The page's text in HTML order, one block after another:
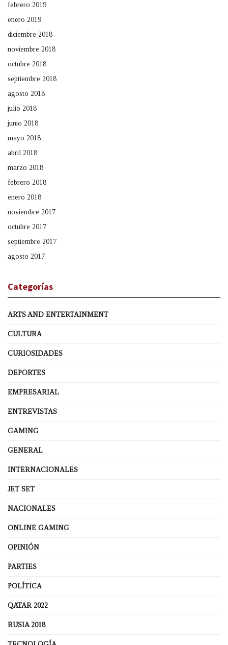
febrero 2019
enero 2019
diciembre 2018
noviembre 2018
octubre 2018
septiembre 2018
agosto 2018
julio 2018
junio 2018
mayo 2018
abril 2018
marzo 2018
febrero 2018
enero 2018
noviembre 2017
octubre 2017
septiembre 2017
agosto 2017
Categorías
ARTS AND ENTERTAINMENT
CULTURA
CURIOSIDADES
DEPORTES
EMPRESARIAL
ENTREVISTAS
GAMING
GENERAL
INTERNACIONALES
JET SET
NACIONALES
ONLINE GAMING
OPINIÓN
PARTIES
POLÍTICA
QATAR 2022
RUSIA 2018